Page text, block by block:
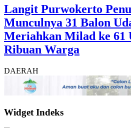
Langit Purwokerto
Munculnya 31 Balon
Meriahkan Milad ke 61
Ribuan Warga
DAERAH
Widget Indeks